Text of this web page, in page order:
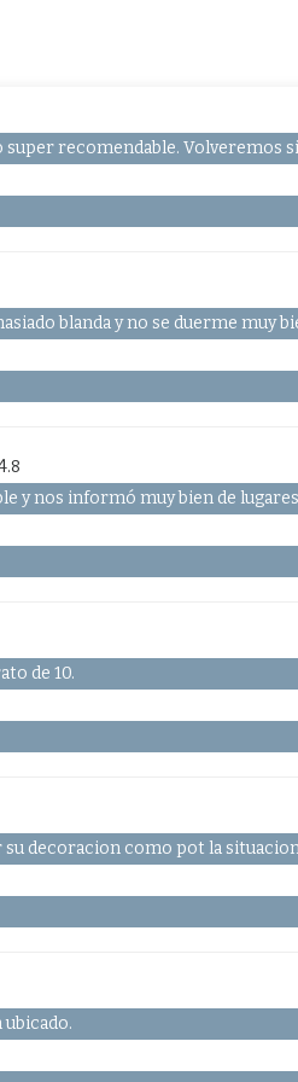
recomendable. Volveremos
blanda y no se duerme muy
y nos informó muy bien de
de 10.
decoracion como pot la